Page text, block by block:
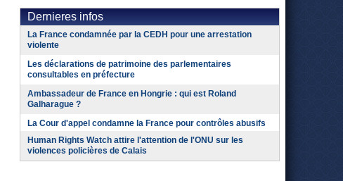
Dernieres infos
La France condamnée par la CEDH pour une arrestation
violente
Les déclarations de patrimoine des parlementaires
consultables en préfecture
Ambassadeur de France en Hongrie : qui est Roland
Galharague ?
La Cour d'appel condamne la France pour contrôles abusifs
Human Rights Watch attire l'attention de l'ONU sur les
violences policières de Calais